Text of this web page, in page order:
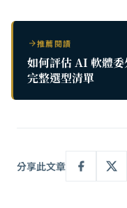
推薦閱讀
如何評估 AI 軟體
完整選型清單
分享此文章